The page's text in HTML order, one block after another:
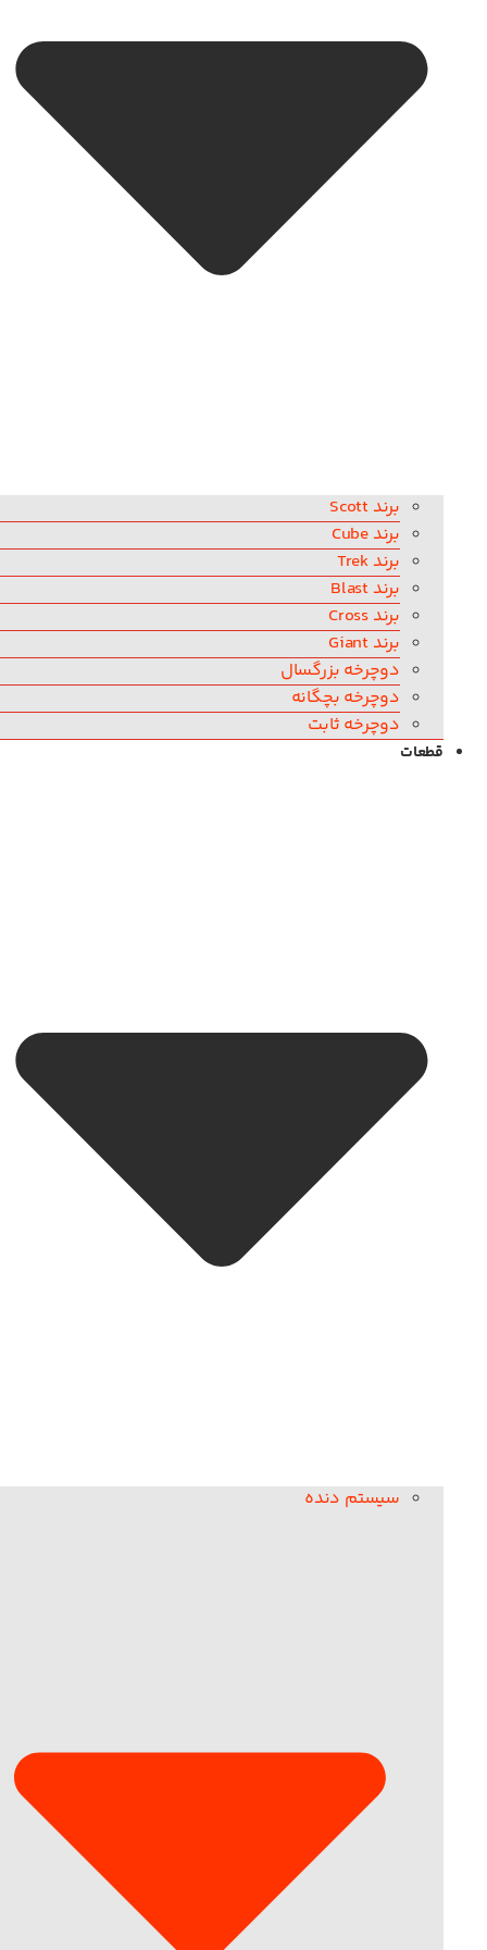
برند Scott
برند Cube
برند Trek
برند Blast
برند Cross
برند Giant
دوچرخه بزرگسال
دوچرخه بچگانه
دوچرخه ثابت
قطعات
سیستم دنده